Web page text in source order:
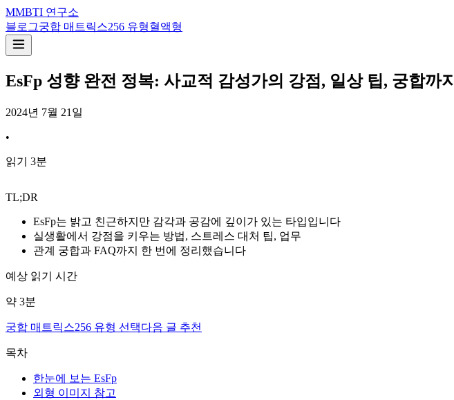
MMBTI 연구소
블로그궁합 매트릭스256 유형혈액형
EsFp 성향 완전 정복: 사교적 감성가의 강점, 일상 팁, 궁합까지
2024년 7월 21일
•
읽기 3분
TL;DR
EsFp는 밝고 친근하지만 감각과 공감에 깊이가 있는 타입입니다
실생활에서 강점을 키우는 방법, 스트레스 대처 팁, 업무
관계 궁합과 FAQ까지 한 번에 정리했습니다
예상 읽기 시간
약 3분
궁합 매트릭스256 유형 선택다음 글 추천
목차
한눈에 보는 EsFp
외형 이미지 참고